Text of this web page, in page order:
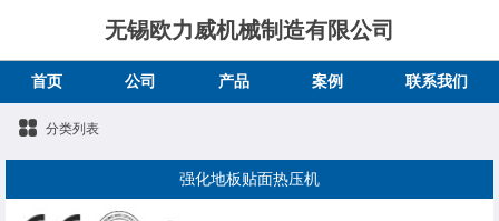
无锡欧力威机械制造有限公司
首页 公司 产品 案例 联系我们
分类列表
强化地板贴面热压机